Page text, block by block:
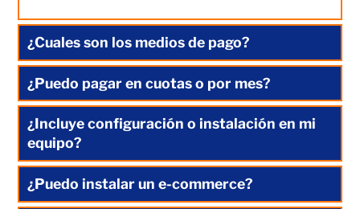
¿Cuales son los medios de pago?
¿Puedo pagar en cuotas o por mes?
¿Incluye configuración o instalación en mi
equipo?
¿Puedo instalar un e-commerce?